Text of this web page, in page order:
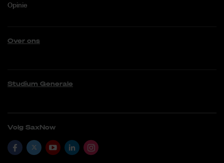
Opinie
Over ons
Studium Generale
Volg SaxNow